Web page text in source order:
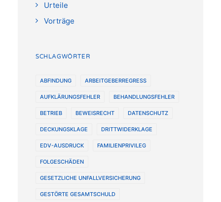
Urteile
Vorträge
SCHLAGWÖRTER
ABFINDUNG ARBEITGEBERREGRESS
AUFKLÄRUNGSFEHLER BEHANDLUNGSFEHLER
BETRIEB BEWEISRECHT DATENSCHUTZ
DECKUNGSKLAGE DRITTWIDERKLAGE
EDV-AUSDRUCK FAMILIENPRIVILEG
FOLGESCHÄDEN
GESETZLICHE UNFALLVERSICHERUNG
GESTÖRTE GESAMTSCHULD